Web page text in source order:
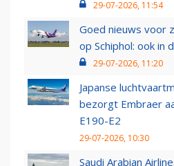
29-07-2026, 11:54
Goed nieuws voor
op Schiphol: ook in
29-07-2026, 11:20
Japanse
bezorgt Embraer
E190-E2
29-07-2026, 10:30
Saudi Arabian